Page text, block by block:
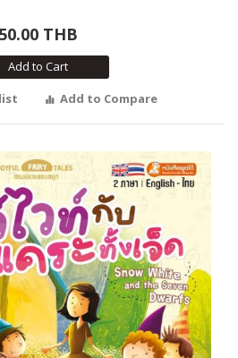
50.00 THB
Add to Cart
Add to Compare